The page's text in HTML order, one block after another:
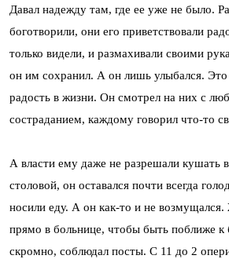
Давал надежду там, где ее уже не было.
боготворили, они его приветствовали
только видели, и размахивали своими
он им сохранил. А он лишь улыбался.
радость в жизни. Он смотрел на них с
состраданием, каждому говорил что-то
А власти ему даже не разрешали кушать
столовой, он оставался почти всегда
носили еду. А он как-то и не
прямо в больнице, чтобы быть поближе
скромно, соблюдал посты. С 11 до 2